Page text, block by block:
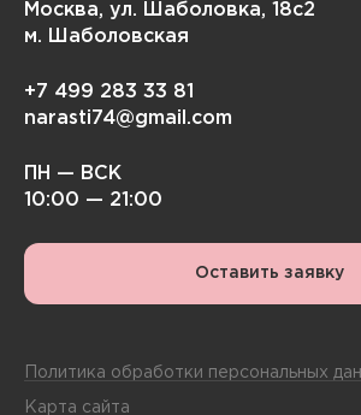
Москва, ул. Шаболовка, 18с2
м. Шаболовская
+7 499 283 33 81
narasti74@gmail.com
ПН — ВСК
10:00 — 21:00
Оставить заявку
Политика обработки персональных
Карта сайта